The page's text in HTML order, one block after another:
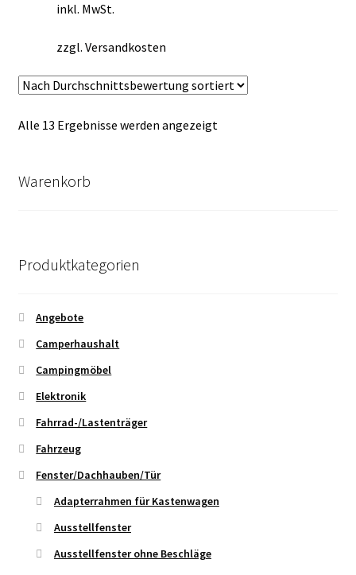
inkl. MwSt.
zzgl. Versandkosten
Alle 13 Ergebnisse werden angezeigtNach
Warenkorb
Produktkategorien
Angebote
Camperhaushalt
Campingmöbel
Elektronik
Fahrrad-/Lastenträger
Fahrzeug
Fenster/Dachhauben/Tür
Adapterrahmen für Kastenwagen
Ausstellfenster
Ausstellfenster ohne Beschläge